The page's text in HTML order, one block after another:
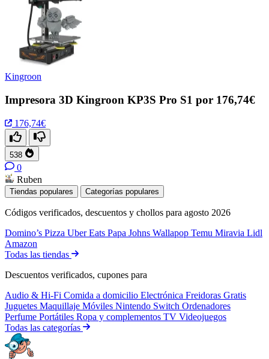
Kingroon
Impresora 3D Kingroon KP3S Pro S1 por 176,74€
176,74€
538
0
Ruben
Tiendas populares Categorías populares
Códigos verificados, descuentos y chollos para agosto 2026
Domino’s Pizza Uber Eats Papa Johns Wallapop Temu Miravia Lidl
Amazon
Todas las tiendas
Descuentos verificados, cupones para
Audio & Hi-Fi Comida a domicilio Electrónica Freidoras Gratis
Juguetes Maquillaje Móviles Nintendo Switch Ordenadores
Perfume Portátiles Ropa y complementos TV Videojuegos
Todas las categorías